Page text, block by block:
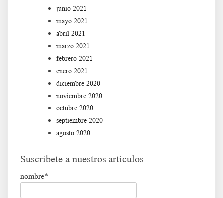
junio 2021
mayo 2021
abril 2021
marzo 2021
febrero 2021
enero 2021
diciembre 2020
noviembre 2020
octubre 2020
septiembre 2020
agosto 2020
Suscríbete a nuestros artículos
nombre*